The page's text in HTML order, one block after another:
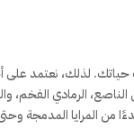
لذلك، نعتمد على
الرمادي الفخم،
من المرايا المدمجة